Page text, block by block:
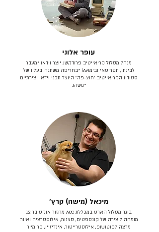
עופר אלוני
מנהל מסלול קריאייטיב פרודקשן. יוצר וידאו *מעבר
לבינתו, תסריטאי וב​ימאiA‎ *בחריפה משתנה. בעליו של
סטודיו הקריאייטיב ״חוצ-פה״ היוצר תכני וידאו יצירתיים
*משהו.
מיכאל (מישה) קרץ׳
בוגר מסלול הארט במכללת ACC מחזור אוקטובר 12.
מומחה ליצירה של קונספטים, סצנות, אילוסטרציה ואיור.
מרצה לפוטושופ, אילוסטרייטור, אינדיזיין, פרימייר